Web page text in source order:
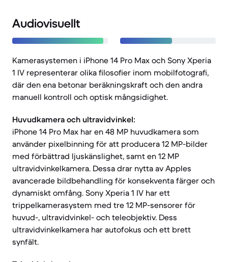
Audiovisuellt
Kamerasystemen i iPhone 14 Pro Max och Sony Xperia
1 IV representerar olika filosofier inom mobilfotografi,
där den ena betonar beräkningskraft och den andra
manuell kontroll och optisk mångsidighet.
Huvudkamera och ultravidvinkel:
iPhone 14 Pro Max har en 48 MP huvudkamera som
använder pixelbinning för att producera 12 MP-bilder
med förbättrad ljuskänslighet, samt en 12 MP
ultravidvinkelkamera. Dessa drar nytta av Apples
avancerade bildbehandling för konsekventa färger och
dynamiskt omfång. Sony Xperia 1 IV har ett
trippelkamerasystem med tre 12 MP-sensorer för
huvud-, ultravidvinkel- och teleobjektiv. Dess
ultravidvinkelkamera har autofokus och ett brett
synfält.